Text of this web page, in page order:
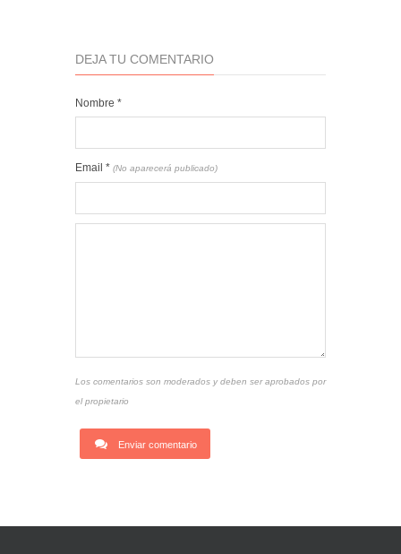
DEJA TU COMENTARIO
Nombre *
Email * (No aparecerá publicado)
Los comentarios son moderados y deben ser aprobados por
el propietario
Enviar comentario